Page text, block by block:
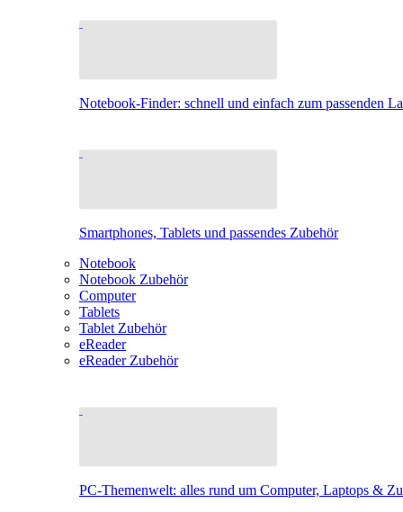
Notebook-Finder: schnell und einfach zum passenden
Smartphones, Tablets und passendes Zubehör
Notebook
Notebook Zubehör
Computer
Tablets
Tablet Zubehör
eReader
eReader Zubehör
PC-Themenwelt: alles rund um Computer, Laptops &